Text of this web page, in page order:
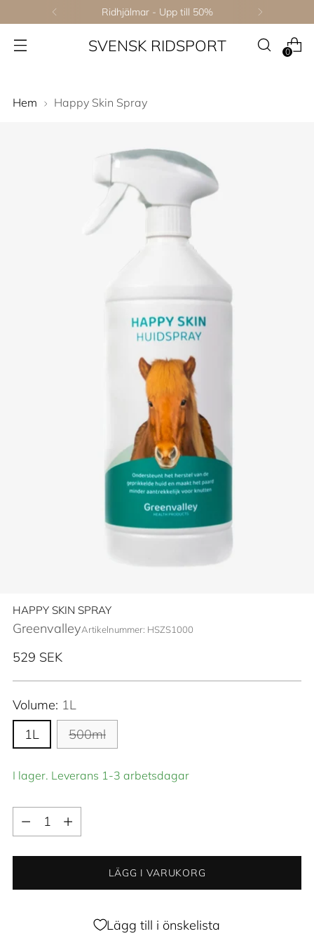
Ridhjälmar - Upp till 50%
SVENSK RIDSPORT 0
Hem Happy Skin Spray
HAPPY SKIN SPRAY
GreenvalleyArtikelnummer: HSZS1000
Ordinarie
529 SEK
Volume: 1L
1L
500ml
I lager. Leverans 1-3 arbetsdagar
Kvantitet
Kvantitet
LÄGG I VARUKORG
Lägg till i önskelista